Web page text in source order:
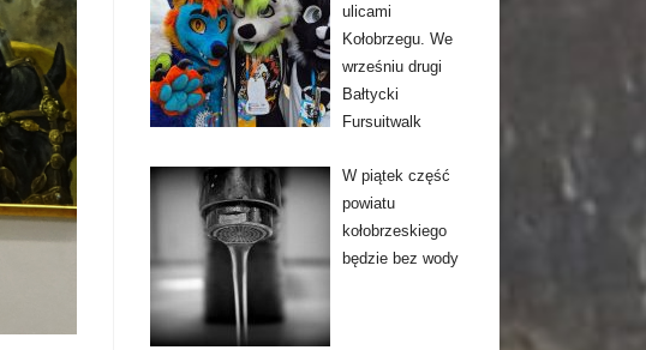
ulicami
Kołobrzegu. We
wrześniu drugi
Bałtycki
Fursuitwalk
W piątek część
powiatu
kołobrzeskiego
będzie bez wody